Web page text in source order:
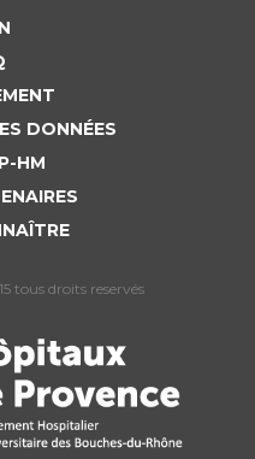
DONNÉES
HM
tous droits reservés